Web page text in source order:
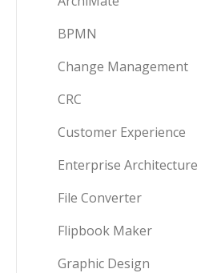
BPMN
Change Management
CRC
Customer Experience
Enterprise Architecture
File Converter
Flipbook Maker
Graphic Design